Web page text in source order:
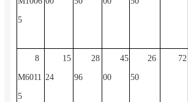
5
8
M6011
5
15
24
28
96
45
00
26
50
72